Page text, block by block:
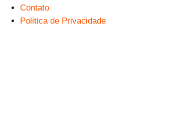
Contato
Politica de Privacidade